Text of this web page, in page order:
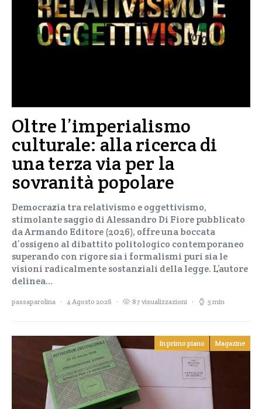
Oltre l’imperialismo
culturale: alla ricerca di
una terza via per la
sovranità popolare
Democrazia tra relativismo e oggettivismo,
stimolante saggio di Alessandro Di Fiore pubblicato
da Armando Editore (2026), offre una boccata
d’ossigeno al dibattito politologico contemporaneo
superando con rigore sia i formalismi puri sia le
visioni radicalmente sostanziali della legge. L’autore
delinea…
passaparolina 4 Agosto 2026 87 visualizzazioni 5 min
In primo piano Magazine